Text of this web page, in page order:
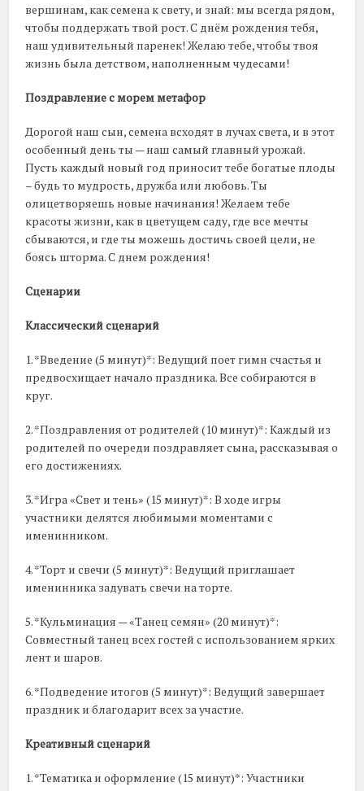
вершинам, как семена к свету, и знай: мы всегда рядом,
чтобы поддержать твой рост. С днём рождения тебя,
наш удивительный паренек! Желаю тебе, чтобы твоя
жизнь была детством, наполненным чудесами!
Поздравление с морем метафор
Дорогой наш сын, семена всходят в лучах света, и в этот
особенный день ты — наш самый главный урожай.
Пусть каждый новый год приносит тебе богатые плоды
– будь то мудрость, дружба или любовь. Ты
олицетворяешь новые начинания! Желаем тебе
красоты жизни, как в цветущем саду, где все мечты
сбываются, и где ты можешь достичь своей цели, не
боясь шторма. С днем рождения!
Сценарии
Классический сценарий
1. *Введение (5 минут)*: Ведущий поет гимн счастья и
предвосхищает начало праздника. Все собираются в
круг.
2. *Поздравления от родителей (10 минут)*: Каждый из
родителей по очереди поздравляет сына, рассказывая о
его достижениях.
3. *Игра «Свет и тень» (15 минут)*: В ходе игры
участники делятся любимыми моментами с
именинником.
4. *Торт и свечи (5 минут)*: Ведущий приглашает
именинника задувать свечи на торте.
5. *Кульминация — «Танец семян» (20 минут)*:
Совместный танец всех гостей с использованием ярких
лент и шаров.
6. *Подведение итогов (5 минут)*: Ведущий завершает
праздник и благодарит всех за участие.
Креативный сценарий
1. *Тематика и оформление (15 минут)*: Участники